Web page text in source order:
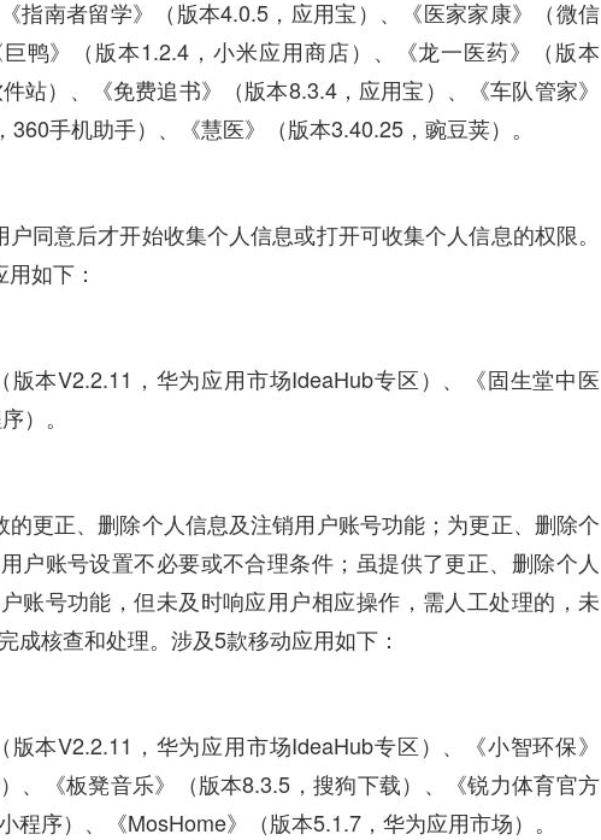
指南者留学》（版本4.0.5，应用宝）、《医家家康》（微信
鸭》（版本1.2.4，小米应用商店）、《龙一医药》（版本
站）、《免费追书》（版本8.3.4，应用宝）、《车队管家》
360手机助手）、《慧医》（版本3.40.25，豌豆荚）。
同意后才开始收集个人信息或打开可收集个人信息的权限。
如下：
版本V2.2.11，华为应用市场IdeaHub专区）、《固生堂中医
）。
的更正、删除个人信息及注销用户账号功能；为更正、删除个
户账号设置不必要或不合理条件；虽提供了更正、删除个人
账号功能，但未及时响应用户相应操作，需人工处理的，未
成核查和处理。涉及5款移动应用如下：
版本V2.2.11，华为应用市场IdeaHub专区）、《小智环保》
）、《板凳音乐》（版本8.3.5，搜狗下载）、《锐力体育官方
程序）、《MosHome》（版本5.1.7，华为应用市场）。